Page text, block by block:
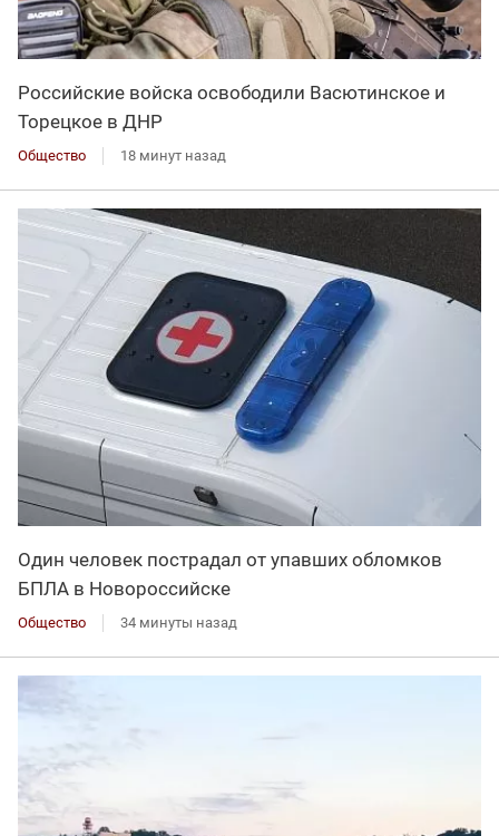
Российские войска освободили Васютинское и
Торецкое в ДНР
Общество 18 минут назад
Один человек пострадал от упавших обломков
БПЛА в Новороссийске
Общество 34 минуты назад